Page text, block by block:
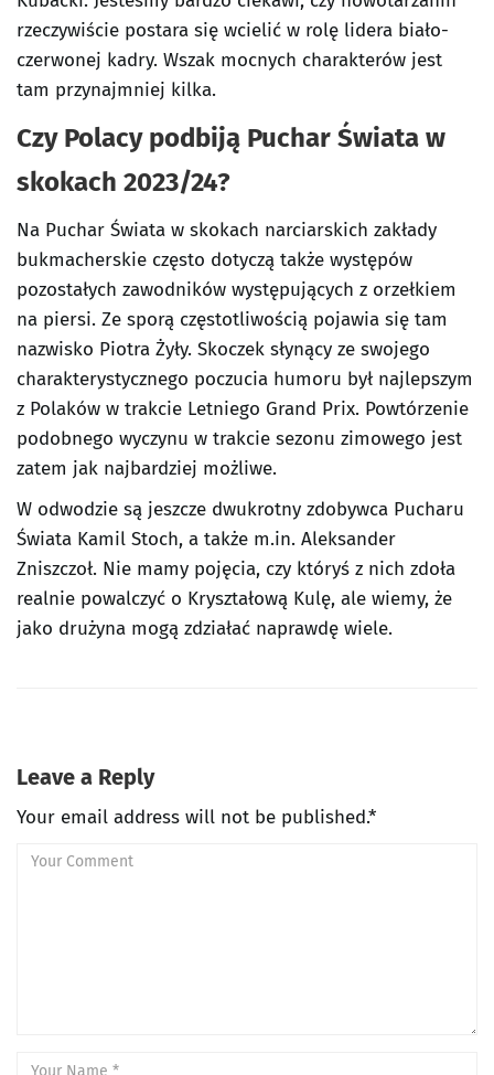
rzeczywiście postara się wcielić w rolę lidera biało-
czerwonej kadry. Wszak mocnych charakterów jest
tam przynajmniej kilka.
Czy Polacy podbiją Puchar Świata w
skokach 2023/24?
Na Puchar Świata w skokach narciarskich zakłady
bukmacherskie często dotyczą także występów
pozostałych zawodników występujących z orzełkiem
na piersi. Ze sporą częstotliwością pojawia się tam
nazwisko Piotra Żyły. Skoczek słynący ze swojego
charakterystycznego poczucia humoru był najlepszym
z Polaków w trakcie Letniego Grand Prix. Powtórzenie
podobnego wyczynu w trakcie sezonu zimowego jest
zatem jak najbardziej możliwe.
W odwodzie są jeszcze dwukrotny zdobywca Pucharu
Świata Kamil Stoch, a także m.in. Aleksander
Zniszczoł. Nie mamy pojęcia, czy któryś z nich zdoła
realnie powalczyć o Kryształową Kulę, ale wiemy, że
jako drużyna mogą zdziałać naprawdę wiele.
Leave a Reply
Your email address will not be published.*